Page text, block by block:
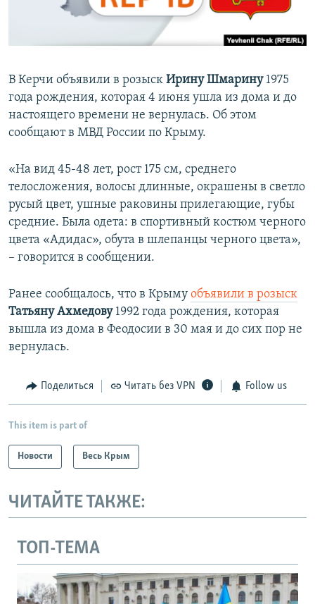
ПОБЕДИТЕЛЕЙ НЕ СУДЯТ?
УКРАИНСКАЯ ПРОБЛЕМА КРЫМА
ПРИСОЕДИНЯЙТЕСЬ!
Все сайты RFE/RL
В Керчи объявили в розыск Ирину Шмарину1975
года рождения, которая 4 июня ушла из дома и до
настоящего времени не вернулась. Об этом
сообщают в МВД России по Крыму.
«На вид 45-48 лет, рост 175 см, среднего
телосложения, волосы длинные, окрашены в светло
русый цвет, ушные раковины прилегающие, губы
средние. Была одета: в спортивный костюм черного
цвета «Адидас», обута в шлепанцы черного цвета»,
– говорится в сообщении.
Ранее сообщалось, что в Крыму объявили в розыск
Татьяну Ахмедову 1992 года рождения, которая
вышла из дома в Феодосии в 30 мая и до сих пор не
вернулась.
Поделиться Читать без VPN Follow us
This item is part of
Новости Весь Крым
ЧИТАЙТЕ ТАКЖЕ:
ТОП-ТЕМА